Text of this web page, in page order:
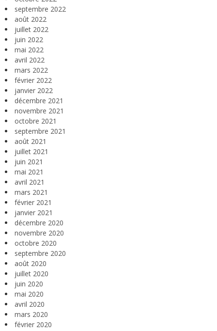
septembre 2022
août 2022
juillet 2022
juin 2022
mai 2022
avril 2022
mars 2022
février 2022
janvier 2022
décembre 2021
novembre 2021
octobre 2021
septembre 2021
août 2021
juillet 2021
juin 2021
mai 2021
avril 2021
mars 2021
février 2021
janvier 2021
décembre 2020
novembre 2020
octobre 2020
septembre 2020
août 2020
juillet 2020
juin 2020
mai 2020
avril 2020
mars 2020
février 2020